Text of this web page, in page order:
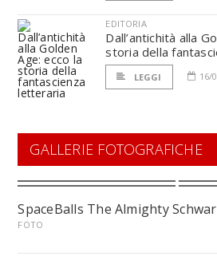
EDITORIA
Dall’antichità alla
storia della
LEGGI 16/
GALLERIE FOTOGRAFICHE
SpaceBalls The Almighty
FOTO